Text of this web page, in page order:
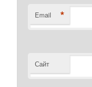
Email *
Сайт